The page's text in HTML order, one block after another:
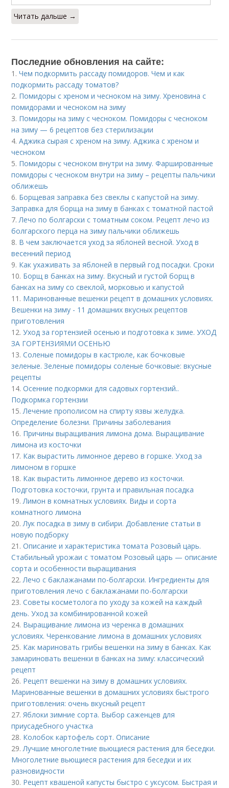
Читать дальше →
Последние обновления на сайте:
1.Чем подкормить рассаду помидоров. Чем и как
подкормить рассаду томатов?
2. Помидоры с хреном и чесноком на зиму. Хреновина с
помидорами и чесноком на зиму
3. Помидоры на зиму с чесноком. Помидоры с чесноком
на зиму — 6 рецептов без стерилизации
4.Аджика сырая с хреном на зиму. Аджика с хреном и
чесноком
5. Помидоры с чесноком внутри на зиму. Фаршированные
помидоры с чесноком внутри на зиму – рецепты пальчики
оближешь
6. Борщевая заправка без свеклы с капустой на зиму.
Заправка для борща на зиму в банках с томатной пастой
7.Лечо по болгарски с томатным соком. Рецепт лечо из
болгарского перца на зиму пальчики оближешь
8. В чем заключается уход за яблоней весной. Уход в
весенний период
9. Как ухаживать за яблоней в первый год посадки. Сроки
10. Борщ в банках на зиму. Вкусный и густой борщ в
банках на зиму со свеклой, морковью и капустой
11. Маринованные вешенки рецепт в домашних условиях.
Вешенки на зиму - 11 домашних вкусных рецептов
приготовления
12.Уход за гортензией осенью и подготовка к зиме. УХОД
ЗА ГОРТЕНЗИЯМИ ОСЕНЬЮ
13.Соленые помидоры в кастрюле, как бочковые
зеленые. Зеленые помидоры соленые бочковые: вкусные
рецепты
14.Осенние подкормки для садовых гортензий..
Подкормка гортензии
15.Лечение прополисом на спирту язвы желудка.
Определение болезни. Причины заболевания
16. Причины выращивания лимона дома. Выращивание
лимона из косточки
17. Как вырастить лимонное дерево в горшке. Уход за
лимоном в горшке
18. Как вырастить лимонное дерево из косточки.
Подготовка косточки, грунта и правильная посадка
19.Лимон в комнатных условиях. Виды и сорта
комнатного лимона
20.Лук посадка в зиму в сибири. Добавление статьи в
новую подборку
21.Описание и характеристика томата Розовый царь.
Стабильный урожаи с томатом Розовый царь — описание
сорта и особенности выращивания
22.Лечо с баклажанами по-болгарски. Ингредиенты для
приготовления лечо с баклажанами по-болгарски
23.Советы косметолога по уходу за кожей на каждый
день. Уход за комбинированной кожей
24. Выращивание лимона из черенка в домашних
условиях. Черенкование лимона в домашних условиях
25. Как мариновать грибы вешенки на зиму в банках. Как
замариновать вешенки в банках на зиму: классический
рецепт
26. Рецепт вешенки на зиму в домашних условиях.
Маринованные вешенки в домашних условиях быстрого
приготовления: очень вкусный рецепт
27.Яблоки зимние сорта. Выбор саженцев для
приусадебного участка
28. Колобок картофель сорт. Описание
29.Лучшие многолетние вьющиеся растения для беседки.
Многолетние вьющиеся растения для беседки и их
разновидности
30. Рецепт квашеной капусты быстро с уксусом. Быстрая и